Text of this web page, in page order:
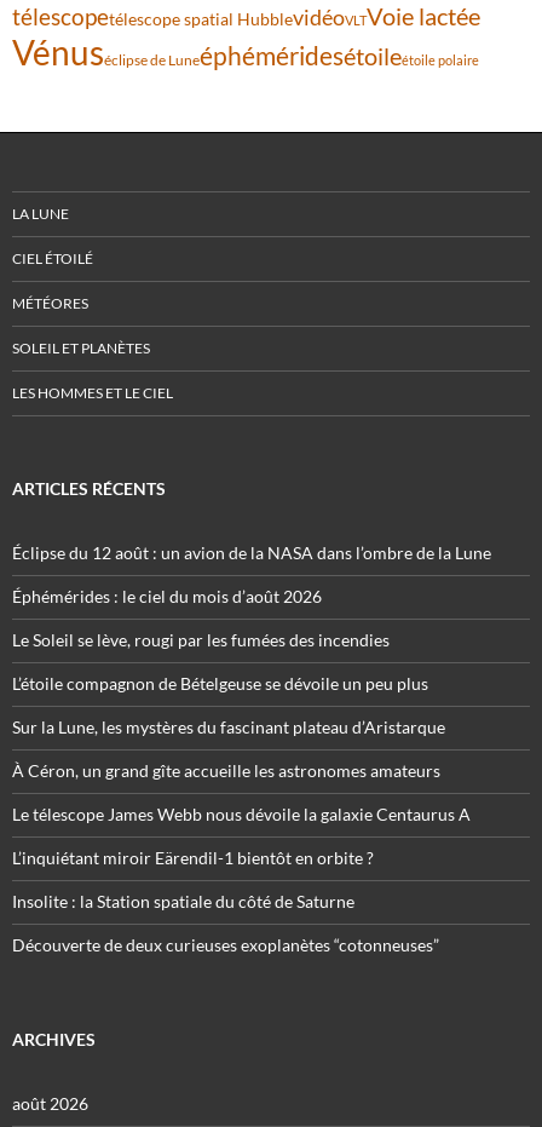
télescopetélescope spatial HubblevidéoVLTVoie lactée
Vénuséclipse de Luneéphéméridesétoileétoile polaire
LA LUNE
CIEL ÉTOILÉ
MÉTÉORES
SOLEIL ET PLANÈTES
LES HOMMES ET LE CIEL
ARTICLES RÉCENTS
Éclipse du 12 août : un avion de la NASA dans l’ombre de la Lune
Éphémérides : le ciel du mois d’août 2026
Le Soleil se lève, rougi par les fumées des incendies
L’étoile compagnon de Bételgeuse se dévoile un peu plus
Sur la Lune, les mystères du fascinant plateau d’Aristarque
À Céron, un grand gîte accueille les astronomes amateurs
Le télescope James Webb nous dévoile la galaxie Centaurus A
L’inquiétant miroir Eärendil-1 bientôt en orbite ?
Insolite : la Station spatiale du côté de Saturne
Découverte de deux curieuses exoplanètes “cotonneuses”
ARCHIVES
août 2026